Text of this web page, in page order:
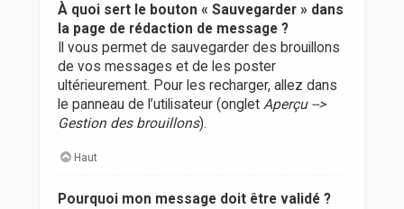
À quoi sert le bouton « Sauvegarder » dans
la page de rédaction de message ?
Il vous permet de sauvegarder des brouillons
de vos messages et de les poster
ultérieurement. Pour les recharger, allez dans
le panneau de l’utilisateur (onglet Aperçu -->
Gestion des brouillons).
Haut
Pourquoi mon message doit être validé ?